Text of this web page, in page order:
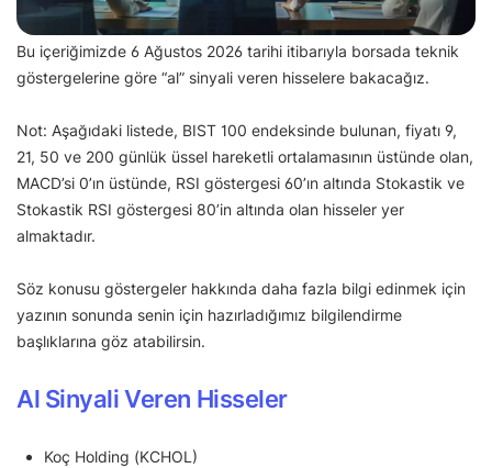
Bu içeriğimizde 6 Ağustos 2026 tarihi itibarıyla borsada teknik
göstergelerine göre “al” sinyali veren hisselere bakacağız.
Not: Aşağıdaki listede, BIST 100 endeksinde bulunan, fiyatı 9,
21, 50 ve 200 günlük üssel hareketli ortalamasının üstünde olan,
MACD’si 0’ın üstünde, RSI göstergesi 60’ın altında Stokastik ve
Stokastik RSI göstergesi 80’in altında olan hisseler yer
almaktadır.
Söz konusu göstergeler hakkında daha fazla bilgi edinmek için
yazının sonunda senin için hazırladığımız bilgilendirme
başlıklarına göz atabilirsin.
Al Sinyali Veren Hisseler
Koç Holding (KCHOL)